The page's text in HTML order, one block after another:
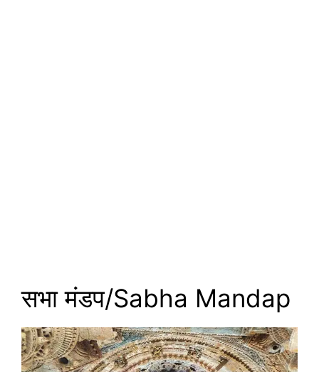
सभा मंडप/Sabha Mandap